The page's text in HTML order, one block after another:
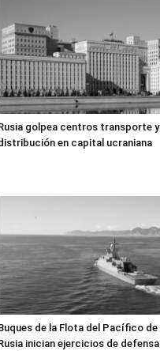
golpea centros transporte y
en capital ucraniana
de la Flota del Pacífico de
inician ejercicios de defensa